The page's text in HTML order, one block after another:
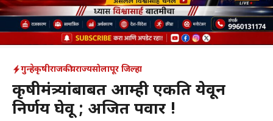
गुन्हेकृषीराजकीयराज्यसोलापूर जिल्हा
कृषीमंत्र्यांबाबत आम्ही एकत्रित येवून
निर्णय घेवू ; अजित पवार !